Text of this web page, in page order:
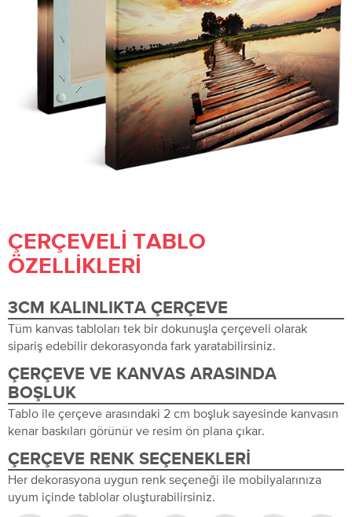
ÇERÇEVELI TABLO
ÖZELLIKLERI
3CM KALINLIKTA ÇERÇEVE
Tüm kanvas tabloları tek bir dokunuşla çerçeveli olarak
sipariş edebilir dekorasyonda fark yaratabilirsiniz.
ÇERÇEVE VE KANVAS ARASINDA
BOŞLUK
Tablo ile çerçeve arasındaki 2 cm boşluk sayesinde kanvasın
kenar baskıları görünür ve resim ön plana çıkar.
ÇERÇEVE RENK SEÇENEKLERI
Her dekorasyona uygun renk seçeneği ile mobilyalarınıza
uyum içinde tablolar oluşturabilirsiniz.